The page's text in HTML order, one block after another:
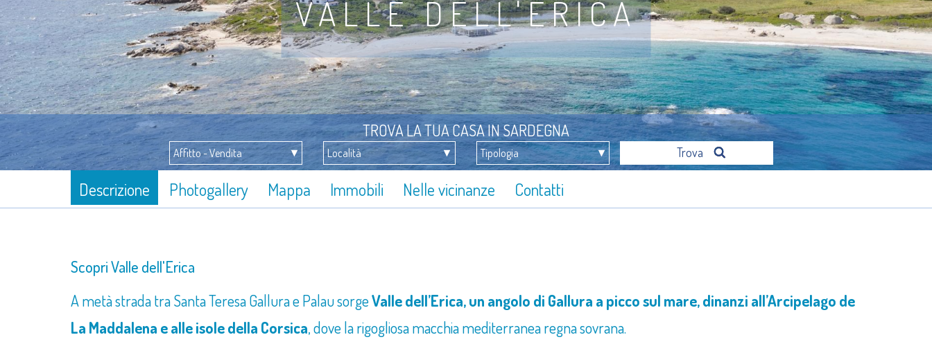
VALLE DELL'ERICA
TROVA LA TUA CASA IN SARDEGNA
Trova
Descrizione Photogallery Mappa Immobili Nelle vicinanze Contatti
Scopri Valle dell'Erica
A metà strada tra Santa Teresa Gallura e Palau sorgeValle dell’Erica, un angolo di Gallura a picco sul mare, dinanzi all’Arcipelago de
La Maddalena e alle isole della Corsica, dove la rigogliosa macchia mediterranea regna sovrana.